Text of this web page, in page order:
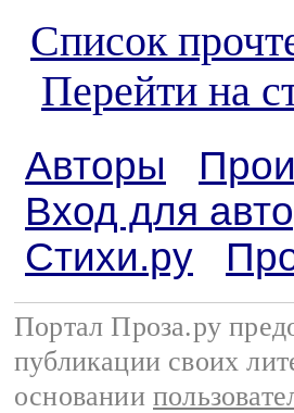
Список
Перейти на
Авторы
Вход для
Стихи.ру
Портал Проза.ру
публикации своих
основании